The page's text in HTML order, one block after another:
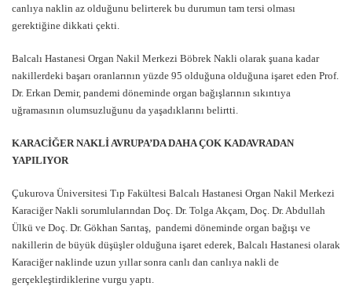
canlıya naklin az olduğunu belirterek bu durumun tam tersi olması
gerektiğine dikkati çekti.
Balcalı Hastanesi Organ Nakil Merkezi Böbrek Nakli olarak şuana kadar
nakillerdeki başarı oranlarının yüzde 95 olduğuna olduğuna işaret eden Prof.
Dr. Erkan Demir, pandemi döneminde organ bağışlarının sıkıntıya
uğramasının olumsuzluğunu da yaşadıklarını belirtti.
KARACİĞER NAKLİ AVRUPA’DA DAHA ÇOK KADAVRADAN
YAPILIYOR
Çukurova Üniversitesi Tıp Fakültesi Balcalı Hastanesi Organ Nakil Merkezi
Karaciğer Nakli sorumlularından Doç. Dr. Tolga Akçam, Doç. Dr. Abdullah
Ülkü ve Doç. Dr. Gökhan Sarıtaş, pandemi döneminde organ bağışı ve
nakillerin de büyük düşüşler olduğuna işaret ederek, Balcalı Hastanesi olarak
Karaciğer naklinde uzun yıllar sonra canlı dan canlıya nakli de
gerçekleştirdiklerine vurgu yaptı.